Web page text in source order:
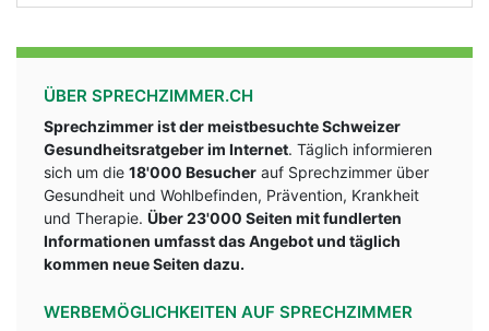
ÜBER SPRECHZIMMER.CH
Sprechzimmer ist der meistbesuchte Schweizer
Gesundheitsratgeber im Internet. Täglich informieren
sich um die 18'000 Besucher auf Sprechzimmer über
Gesundheit und Wohlbefinden, Prävention, Krankheit
und Therapie. Über 23'000 Seiten mit fundlerten
Informationen umfasst das Angebot und täglich
kommen neue Seiten dazu.
WERBEMÖGLICHKEITEN AUF SPRECHZIMMER